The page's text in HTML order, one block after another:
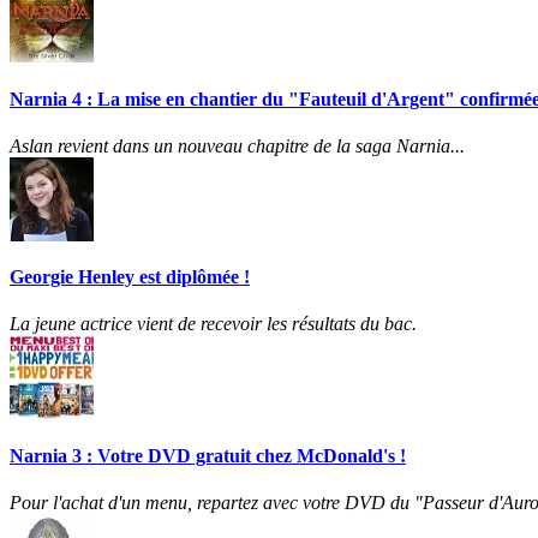
Narnia 4 : La mise en chantier du "Fauteuil d'Argent"
Aslan revient dans un nouveau chapitre de la saga Narnia...
Georgie Henley est diplômée !
La jeune actrice vient de recevoir les résultats du bac.
Narnia 3 : Votre DVD gratuit chez McDonald's !
Pour l'achat d'un menu, repartez avec votre DVD du "Passeur